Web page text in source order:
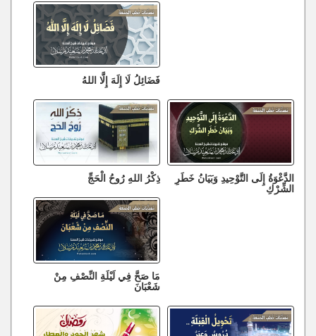
فَضَائِلُ لَا إِلَهَ إِلَّا اللهُ
الدَّعْوَةُ إِلَى التَّوْحِيدِ وَبَيَانُ خَطَرِ
الشِّرْكِ
ذِكْرُ اللهِ رُوحُ الْحَجِّ
مَا صَحَّ فِي لَيْلَةِ النِّصْفِ مِنْ
شَعْبَانَ